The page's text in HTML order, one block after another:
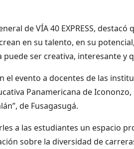
de VÍA 40 EXPRESS,
en su talento, en su
ser creativa, interesante y
el evento a docentes de las
Panamericana de
de Fusagasugá.
a las estudiantes un espacio
sobre la diversidad de